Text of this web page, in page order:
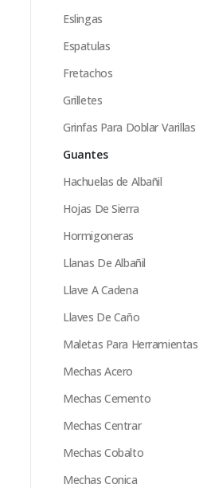
Eslingas
Espatulas
Fretachos
Grilletes
Grinfas Para Doblar Varillas
Guantes
Hachuelas de Albañil
Hojas De Sierra
Hormigoneras
Llanas De Albañil
Llave A Cadena
Llaves De Caño
Maletas Para Herramientas
Mechas Acero
Mechas Cemento
Mechas Centrar
Mechas Cobalto
Mechas Conica